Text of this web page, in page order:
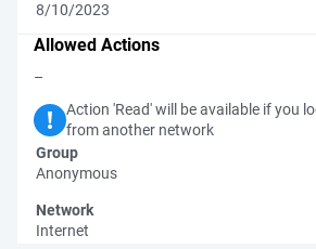
8/10/2023
Allowed Actions
–
Action 'Read' will be available if you
from another network
Group
Anonymous
Network
Internet